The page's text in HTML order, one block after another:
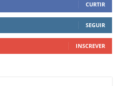
CURTIR
SEGUIR
INSCREVER